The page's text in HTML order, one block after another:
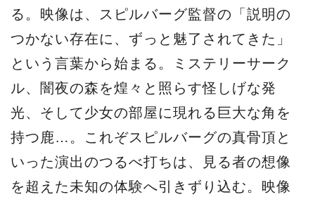
る。映像は、スピルバーグ監督の「説明の
つかない存在に、ずっと魅了されてきた」
という言葉から始まる。ミステリーサーク
ル、闇夜の森を煌々と照らす怪しげな発
光、そして少女の部屋に現れる巨大な角を
持つ鹿…。これぞスピルバーグの真骨頂と
いった演出のつるべ打ちは、見る者の想像
を超えた未知の体験へ引きずり込む。映像